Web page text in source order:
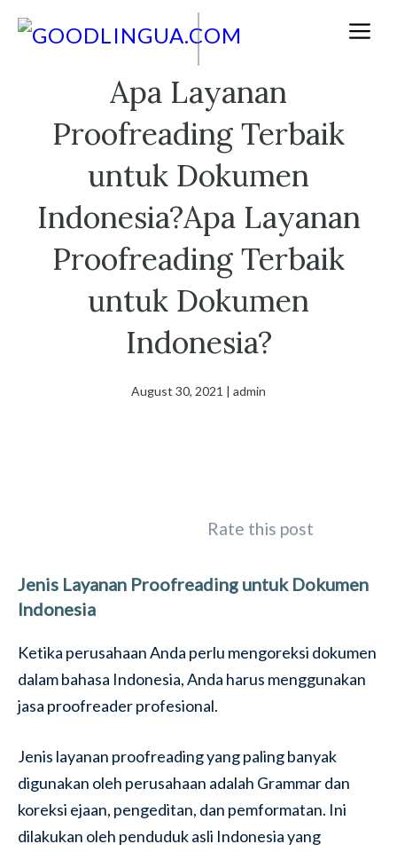
Apa Layanan
Proofreading Terbaik
untuk Dokumen
Indonesia?Apa Layanan
Proofreading Terbaik
untuk Dokumen
Indonesia?
August 30, 2021 | admin
Rate this post
Jenis Layanan Proofreading untuk Dokumen
Indonesia
Ketika perusahaan Anda perlu mengoreksi dokumen
dalam bahasa Indonesia, Anda harus menggunakan
jasa proofreader profesional.
Jenis layanan proofreading yang paling banyak
digunakan oleh perusahaan adalah Grammar dan
koreksi ejaan, pengeditan, dan pemformatan. Ini
dilakukan oleh penduduk asli Indonesia yang